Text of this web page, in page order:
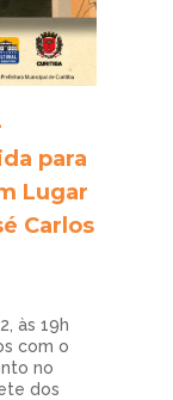
para
Lugar
Carlos
às 19h
com o
no
dos